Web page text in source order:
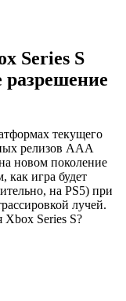
Series S
разрешение
текущего
релизов AAA
новом поколение
как игра будет
на PS5) при
лучей.
Series S?